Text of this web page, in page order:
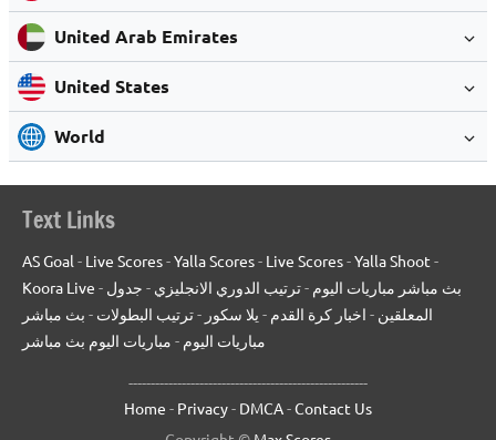
United Arab Emirates
United States
World
Text Links
AS Goal - Live Scores-Yalla Scores- Live Scores-Yalla Shoot -
Koora Live - بث مباشر مباريات اليوم -ترتيب الدوري الانجليزي - جدول
المعلقين - اخبار كرة القدم - يلا سكور -ترتيب البطولات - بث مباشر
مباريات اليوم - مباريات اليوم بث مباشر
------------------------------------------------------
Home - Privacy- DMCA-Contact Us